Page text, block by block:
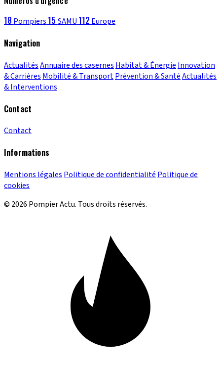
18 Pompiers 15 SAMU 112 Europe
Navigation
ActualitésAnnuaire des casernes Habitat & Énergie Innovation
& Carrières Mobilité & TransportPrévention & SantéActualités
& Interventions
Contact
Contact
Informations
Mentions légales Politique de confidentialité Politique de
cookies
© 2026 Pompier Actu. Tous droits réservés.